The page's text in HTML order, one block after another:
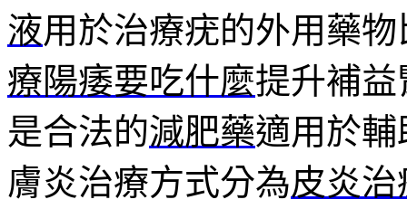
液用於治療疣的外用藥
療陽痿要吃什麼提升補
是合法的減肥藥適用於
膚炎治療方式分為皮炎治